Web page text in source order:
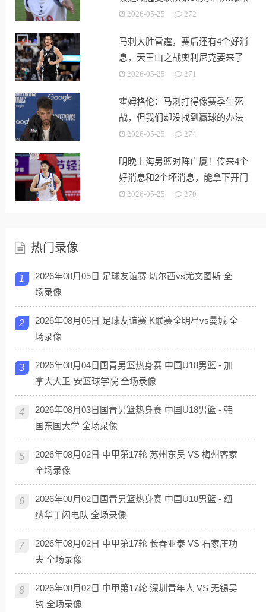
战2026-05-25 272
马刺大胜雷霆，赛后还有4个好消
息，天王山之战奥利尼克要来了
2026-05-25 271
霍姆格伦：马刺打得像赛季生死
战，但我们却没找到赢球的办法
2026-05-25 274
明晚上海男篮对阵广厦！传来4个
好消息和2个坏消息，能拿下开门
红2026-05-25 270
热门录像
1
2026年08月05日 足球友谊赛 切尔西vs尤文图斯 全
场录像
2
2026年08月05日 足球友谊赛 K联赛全明星vs曼城 全
场录像
3
2026年08月04日国青男篮热身赛 中国U18男篮 - 加
拿大大卫·安篮球学院 全场录像
4
2026年08月03日国青男篮热身赛 中国U18男篮 - 韩
国东国大学 全场录像
5
2026年08月02日 中甲第17轮 苏州东吴 VS 梅州客家
全场录像
6
2026年08月02日国青男篮热身赛 中国U18男篮 - 纽
纳华丁闪电队 全场录像
7
2026年08月02日 中甲第17轮 长春亚泰 VS 石家庄功
夫 全场录像
8
2026年08月02日 中甲第17轮 深圳青年人 VS 无锡吴
钩 全场录像